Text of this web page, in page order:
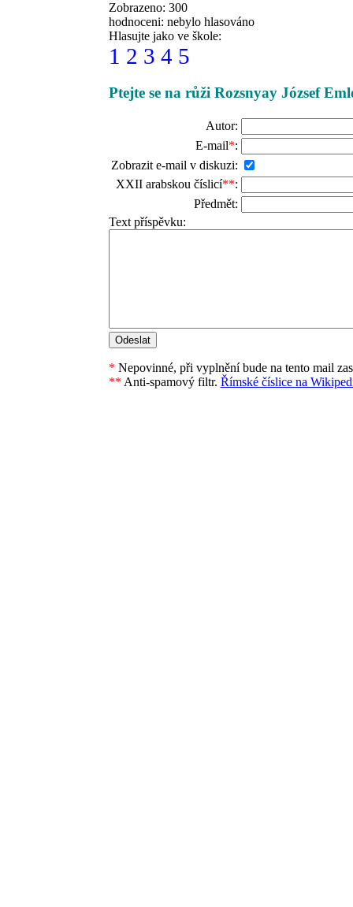
Zobrazeno: 300
hodnoceni: nebylo hlasováno
Hlasujte jako ve škole:
1 2 3 4 5
Ptejte se na růži Rozsnyay József
Autor:
E-mail*:
Zobrazit e-mail v diskuzi:
XXII arabskou číslicí**:
Předmět:
Text příspěvku:
* Nepovinné, při vyplnění bude na tento mail
** Anti-spamový filtr. Římské číslice na